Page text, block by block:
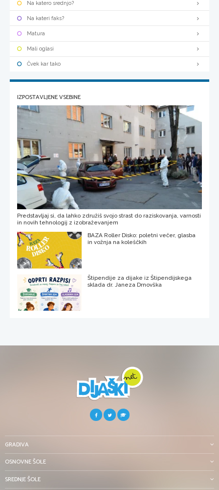
Na katero srednjo?
Na kateri faks?
Matura
Mali oglasi
Čvek kar tako
IZPOSTAVLJENE VSEBINE
Predstavljaj si, da lahko združiš svojo strast do raziskovanja, varnosti
in novih tehnologij z izobraževanjem
BAZA Roller Disko: poletni večer, glasba
in vožnja na koleščkih
Štipendije za dijake iz Štipendijskega
sklada dr. Janeza Drnovška
GRADIVA
OSNOVNE ŠOLE
SREDNJE ŠOLE